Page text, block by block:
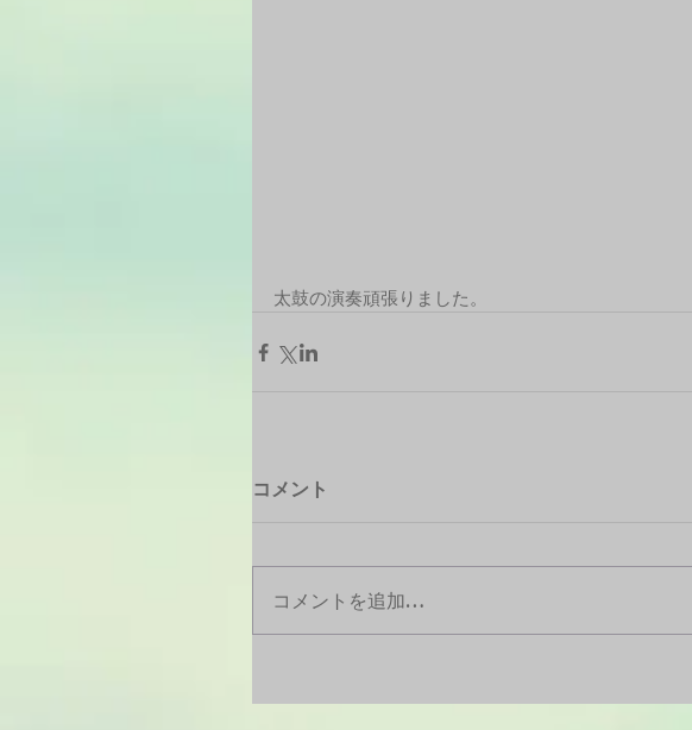
太鼓の演奏頑張りました。
コメント
コメントを追加…